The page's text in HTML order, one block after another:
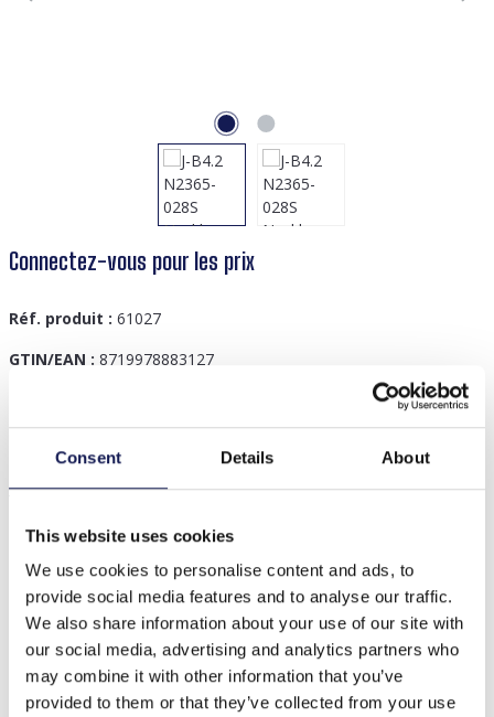
Consent Details About
This website uses cookies
We use cookies to personalise content and ads, to
provide social media features and to analyse our traffic.
We also share information about your use of our site with
our social media, advertising and analytics partners who
may combine it with other information that you’ve
provided to them or that they’ve collected from your use
Connectez-vous pour les prix
Réf. produit : 61027
GTIN/EAN : 8719978883127
Description
J-B4.2 N2365-028S Necklace Flower
D'autres ont acheté aussi